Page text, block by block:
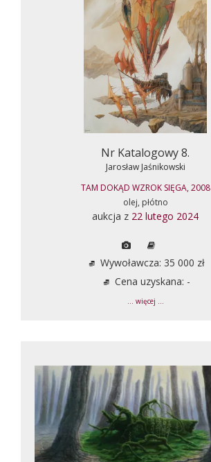
Nr Katalogowy 8.
Jarosław Jaśnikowski
TAM DOKĄD WZROK SIĘGA, 2008
olej, płótno
aukcja z 22 lutego 2024
Wywoławcza: 35 000 zł
Cena uzyskana: -
... więcej ...